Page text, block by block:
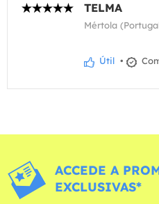
TELMA
Mértola
Útil •
ACCEDE A
EXCLUSIVAS*